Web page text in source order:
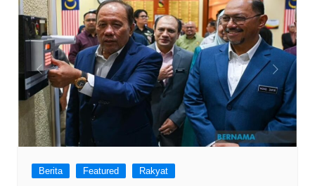
Berita Featured Rakyat